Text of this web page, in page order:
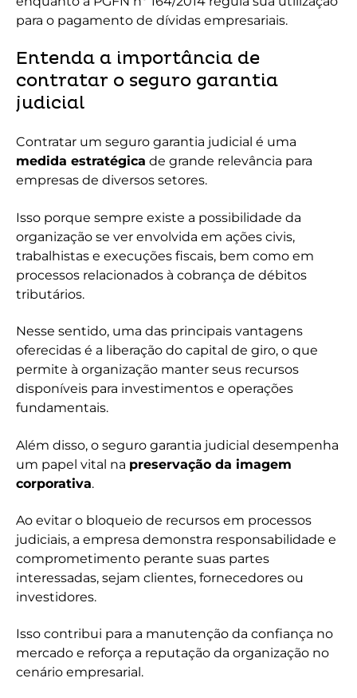
para o pagamento de dívidas empresariais.
Entenda a importância de
contratar o seguro garantia
judicial
Contratar um seguro garantia judicial é uma
medida estratégica de grande relevância para
empresas de diversos setores.
Isso porque sempre existe a possibilidade da
organização se ver envolvida em ações civis,
trabalhistas e execuções fiscais, bem como em
processos relacionados à cobrança de débitos
tributários.
Nesse sentido, uma das principais vantagens
oferecidas é a liberação do capital de giro, o que
permite à organização manter seus recursos
disponíveis para investimentos e operações
fundamentais.
Além disso, o seguro garantia judicial desempenha
um papel vital na preservação da imagem
corporativa.
Ao evitar o bloqueio de recursos em processos
judiciais, a empresa demonstra responsabilidade e
comprometimento perante suas partes
interessadas, sejam clientes, fornecedores ou
investidores.
Isso contribui para a manutenção da confiança no
mercado e reforça a reputação da organização no
cenário empresarial.